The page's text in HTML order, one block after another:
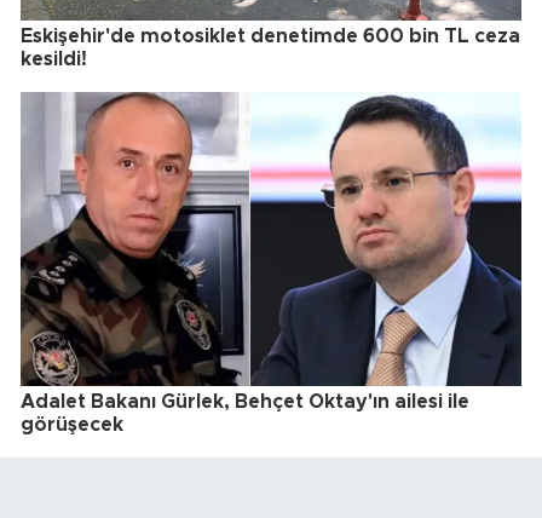
Eskişehir'de motosiklet denetimde 600 bin TL ceza
kesildi!
Adalet Bakanı Gürlek, Behçet Oktay'ın ailesi ile
görüşecek